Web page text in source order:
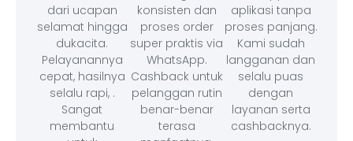
dari ucapan
selamat hingga
dukacita.
Pelayanannya
cepat, hasilnya
selalu rapi, .
Sangat
membantu
konsisten dan
proses order
super praktis via
WhatsApp.
Cashback untuk
pelanggan rutin
benar-benar
terasa
aplikasi tanpa
proses panjang.
Kami sudah
langganan dan
selalu puas
dengan
layanan serta
cashbacknya.